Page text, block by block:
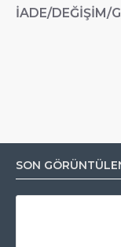
İADE/DEĞIŞIM/
SON